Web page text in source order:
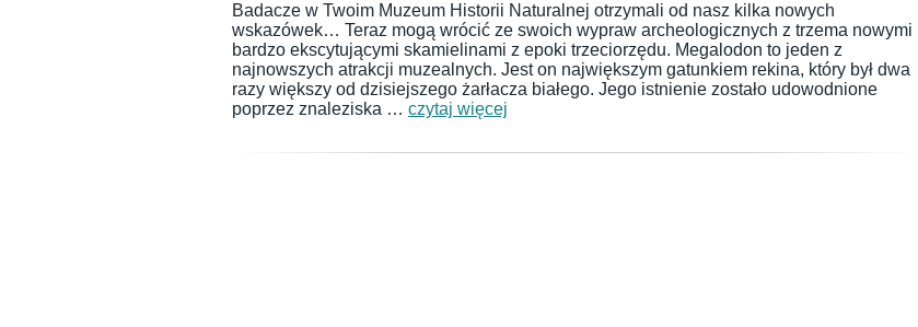
Badacze w Twoim Muzeum Historii Naturalnej otrzymali od nasz kilka nowych
wskazówek… Teraz mogą wrócić ze swoich wypraw archeologicznych z trzema nowymi
bardzo ekscytującymi skamielinami z epoki trzeciorzędu. Megalodon to jeden z
najnowszych atrakcji muzealnych. Jest on największym gatunkiem rekina, który był dwa
razy większy od dzisiejszego żarłacza białego. Jego istnienie zostało udowodnione
poprzez znaleziska … czytaj więcej